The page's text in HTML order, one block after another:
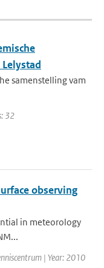
samenstelling vam
32
observing
in meteorology
| Year: 2010